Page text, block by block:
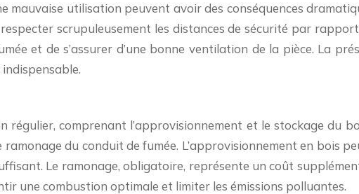
mauvaise utilisation peuvent avoir des conséquences
scrupuleusement les distances de sécurité par
et de s’assurer d’une bonne ventilation de la pièce. La
régulier, comprenant l’approvisionnement et le stockage du
du conduit de fumée. L’approvisionnement en bois
Le ramonage, obligatoire, représente un coût
une combustion optimale et limiter les émissions polluantes.